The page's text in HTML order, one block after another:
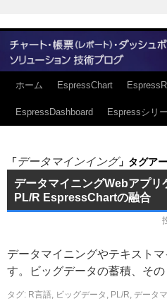
ホーム EspressChart
EspressDashboard Espressシリ
「データマインイング」タグア
データマイニングWebアプ
PL/R EspressChartの融合
データマイニングやテキスト
す。ビッグデータの蓄積、そ
タグ: R言語, ビッグデータ , PL/R, データ